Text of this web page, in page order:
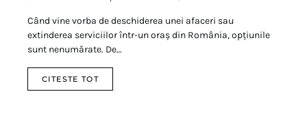
Când vine vorba de deschiderea unei afaceri sau
extinderea serviciilor într-un oraș din România, opțiunile
sunt nenumărate. De…
CITESTE TOT